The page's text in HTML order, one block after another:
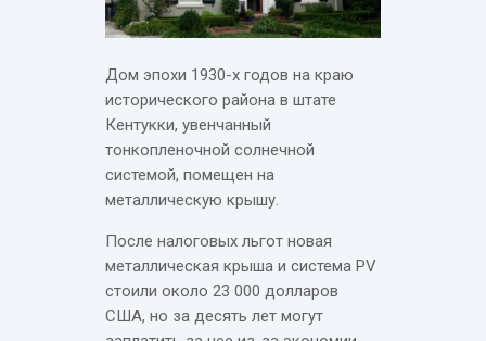
Дом эпохи 1930-х годов на краю
исторического района в штате
Кентукки, увенчанный
тонкопленочной солнечной
системой, помещен на
металлическую крышу.
После налоговых льгот новая
металлическая крыша и система PV
стоили около 23 000 долларов
США, но за десять лет могут